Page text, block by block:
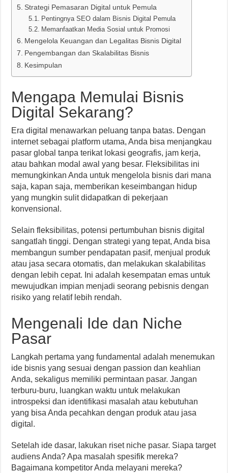
Strategi Pemasaran Digital untuk Pemula
Pentingnya SEO dalam Bisnis Digital Pemula
Memanfaatkan Media Sosial untuk Promosi
Mengelola Keuangan dan Legalitas Bisnis Digital
Pengembangan dan Skalabilitas Bisnis
Kesimpulan
Mengapa Memulai Bisnis
Digital Sekarang?
Era digital menawarkan peluang tanpa batas. Dengan
internet sebagai platform utama, Anda bisa menjangkau
pasar global tanpa terikat lokasi geografis, jam kerja,
atau bahkan modal awal yang besar. Fleksibilitas ini
memungkinkan Anda untuk mengelola bisnis dari mana
saja, kapan saja, memberikan keseimbangan hidup
yang mungkin sulit didapatkan di pekerjaan
konvensional.
Selain fleksibilitas, potensi pertumbuhan bisnis digital
sangatlah tinggi. Dengan strategi yang tepat, Anda bisa
membangun sumber pendapatan pasif, menjual produk
atau jasa secara otomatis, dan melakukan skalabilitas
dengan lebih cepat. Ini adalah kesempatan emas untuk
mewujudkan impian menjadi seorang pebisnis dengan
risiko yang relatif lebih rendah.
Mengenali Ide dan Niche
Pasar
Langkah pertama yang fundamental adalah menemukan
ide bisnis yang sesuai dengan passion dan keahlian
Anda, sekaligus memiliki permintaan pasar. Jangan
terburu-buru, luangkan waktu untuk melakukan
introspeksi dan identifikasi masalah atau kebutuhan
yang bisa Anda pecahkan dengan produk atau jasa
digital.
Setelah ide dasar, lakukan riset niche pasar. Siapa target
audiens Anda? Apa masalah spesifik mereka?
Bagaimana kompetitor Anda melayani mereka?